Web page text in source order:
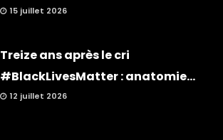
15 juillet 2026
Treize ans après le cri
#BlackLivesMatter : anatomie...
12 juillet 2026